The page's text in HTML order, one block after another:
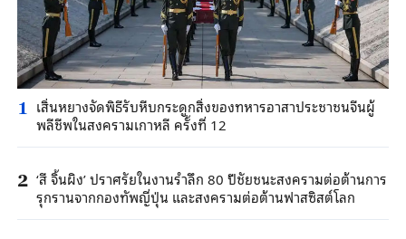
1 เสิ่นหยางจัดพิธีรับหีบกระดูกสิ่งของทหารอาสาประชาชนจีนผู้
พลีชีพในสงครามเกาหลี ครั้งที่ 12
2 ‘สี จิ้นผิง’ ปราศรัยในงานรำลึก 80 ปีชัยชนะสงครามต่อต้านการ
รุกรานจากกองทัพญี่ปุ่น และสงครามต่อต้านฟาสซิสต์โลก